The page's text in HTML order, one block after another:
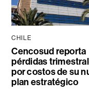
CHILE
Cencosud reporta
pérdidas
por costos de su
plan estratégico